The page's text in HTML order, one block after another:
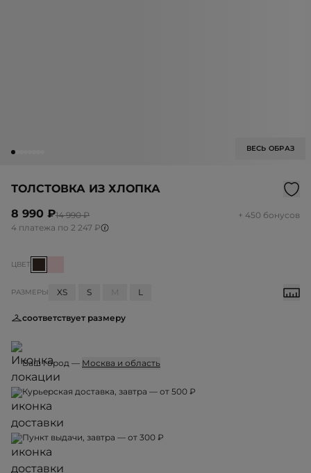
ВЕСЬ ОБРАЗ
ТОЛСТОВКА ИЗ ХЛОПКА
8 990 ₽14 990 ₽
+ 450 бонусов
4 платежа по 2 247 ₽
ЦВЕТ
РАЗМЕРЫ XS S M L
соответствует размеру
Ваш город — Москва и область
Курьерская доставка, завтра — от 500 ₽
Пункт выдачи, завтра — от 300 ₽